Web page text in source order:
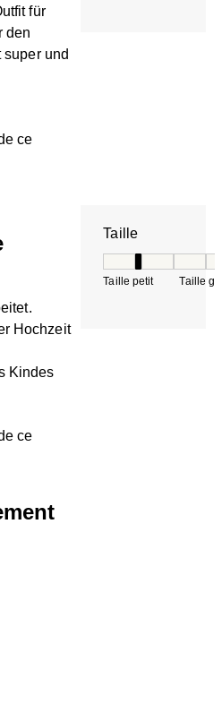
für
den
super und
ce
Hochzeit
Kindes
ce
Taille
Taille petit Taille